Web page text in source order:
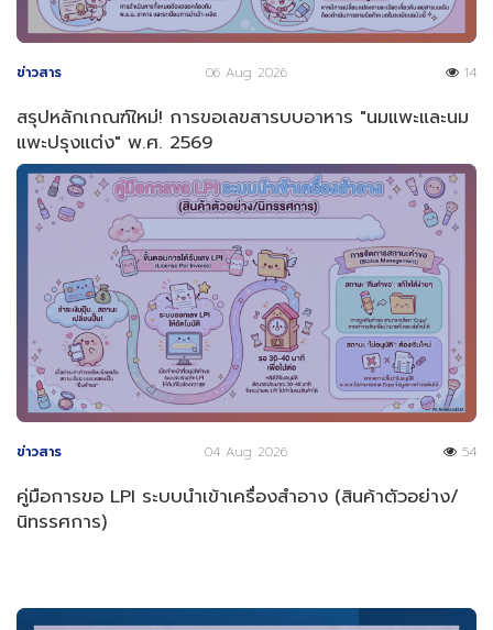
ข่าวสาร 06 Aug 2026 14
สรุปหลักเกณฑ์ใหม่! การขอเลขสารบบอาหาร "นมแพะและนม
แพะปรุงแต่ง" พ.ศ. 2569
ข่าวสาร 04 Aug 2026 54
คู่มือการขอ LPI ระบบนำเข้าเครื่องสำอาง (สินค้าตัวอย่าง/
นิทรรศการ)